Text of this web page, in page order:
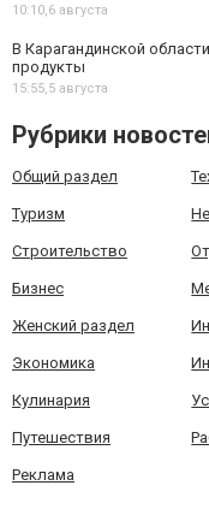
10:10,6 августа
В Карагандинской
продукты
15:55,5 августа
Рубрики
Общий раздел
Туризм
Строительство
Бизнес
Женский раздел
Экономика
Кулинария
Путешествия
Реклама